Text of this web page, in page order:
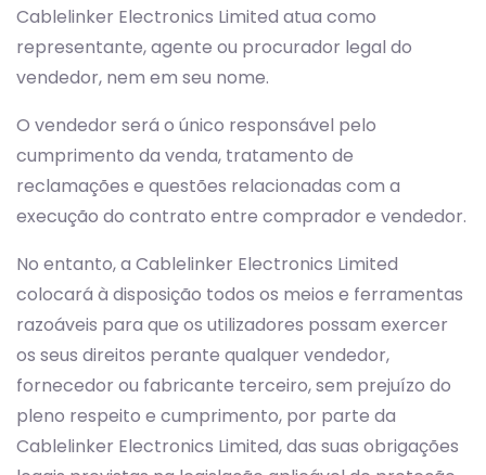
Cablelinker Electronics Limited atua como
representante, agente ou procurador legal do
vendedor, nem em seu nome.
O vendedor será o único responsável pelo
cumprimento da venda, tratamento de
reclamações e questões relacionadas com a
execução do contrato entre comprador e vendedor.
No entanto, a Cablelinker Electronics Limited
colocará à disposição todos os meios e ferramentas
razoáveis para que os utilizadores possam exercer
os seus direitos perante qualquer vendedor,
fornecedor ou fabricante terceiro, sem prejuízo do
pleno respeito e cumprimento, por parte da
Cablelinker Electronics Limited, das suas obrigações